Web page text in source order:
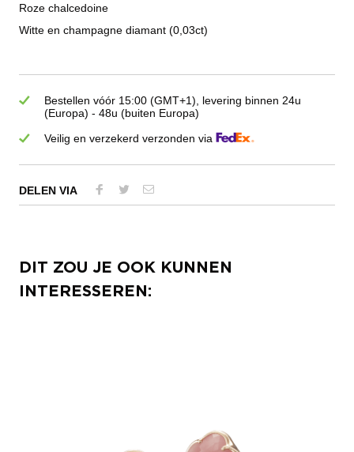
Roze chalcedoine
Witte en champagne diamant (0,03ct)
Bestellen vóór 15:00 (GMT+1), levering binnen 24u
(Europa) - 48u (buiten Europa)
Veilig en verzekerd verzonden via
DELEN VIA
DIT ZOU JE OOK KUNNEN
INTERESSEREN: